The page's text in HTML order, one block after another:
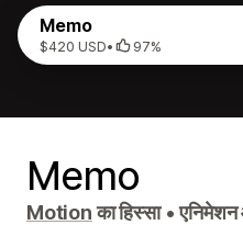
Memo
$420 USD• 97%
Memo
Motionका हिस्सा •एनिमेशन